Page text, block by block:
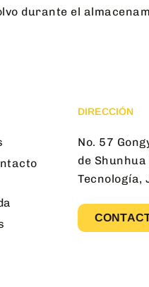
durante el
DIRECCIÓN
No. 57
de Shunhua
Tecnología,